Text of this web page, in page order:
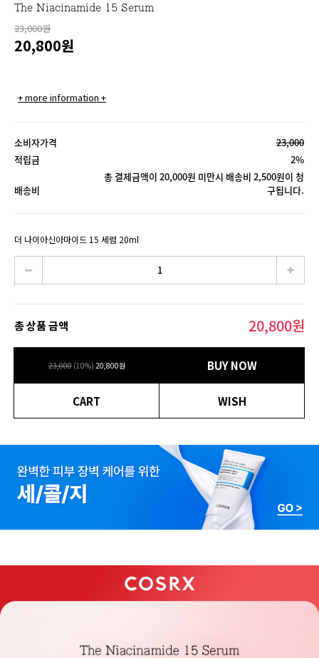
The Niacinamide 15 Serum
23,000원
20,800원
+ more information +
소비자가격
23,000
적립금
2%
배송비
총 결제금액이 20,000원 미만시 배송비 2,500원이 청
구됩니다.
더 나이아신아마이드 15 세럼 20ml
총 상품 금액 20,800원
23,000 (10%) 20,800원 BUY NOW
CART WISH